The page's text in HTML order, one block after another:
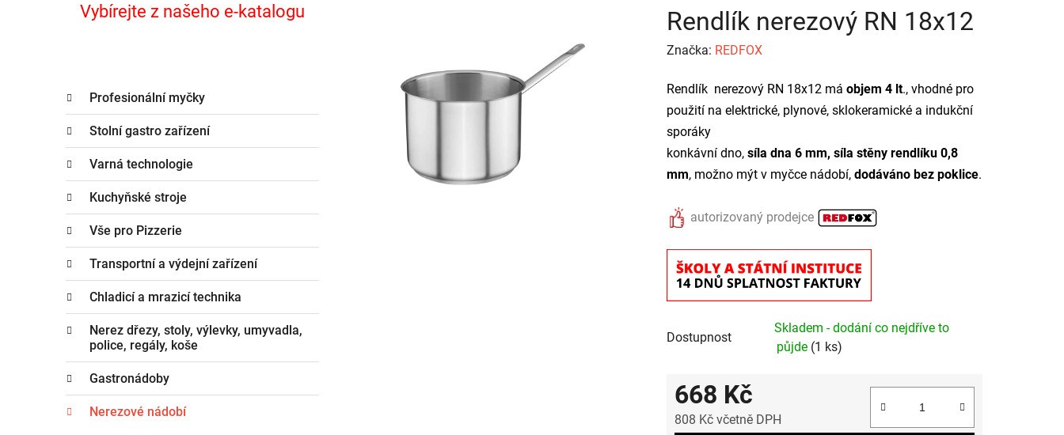
r
a
n
n
í
p
a
n
e
l
Vybírejte z našeho e-katalogu
kategorie
a
t
g
o
r
i
e
Profesionální myčky
Stolní gastro zařízení
Varná technologie
Kuchyňské stroje
Vše pro Pizzerie
Transportní a výdejní zařízení
Chladicí a mrazicí technika
Nerez dřezy, stoly, výlevky, umyvadla,
police, regály, koše
Gastronádoby
Nerezové nádobí
Rendlík nerezový RN 18x12
Značka: REDFOX
Rendlík nerezový RN 18x12 má objem 4 lt., vhodné pro
použití na elektrické, plynové, sklokeramické a indukční
sporáky
konkávní dno, síla dna 6 mm, síla stěny rendlíku 0,8
mm, možno mýt v myčce nádobí, dodáváno bez poklice.
autorizovaný prodejce
Dostupnost
Skladem - dodání co nejdříve to
půjde (1 ks)
668 Kč
808 Kč včetně DPH